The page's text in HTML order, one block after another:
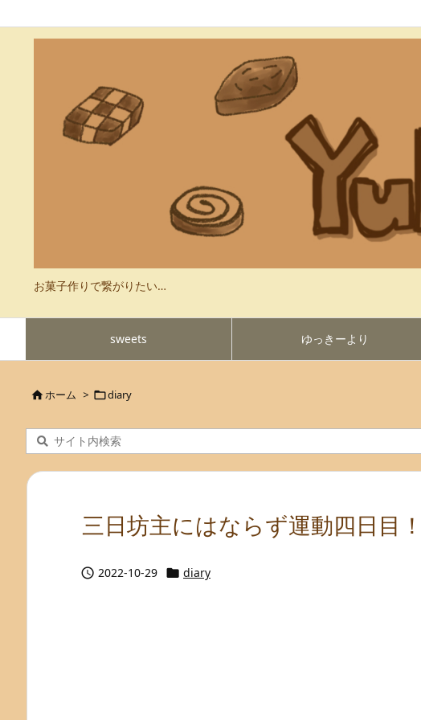
お菓子作りで繋がりたい…
sweets ゆっきーより
ホーム > diary
三日坊主にはならず運動四日目！
 2022-10-29  diary